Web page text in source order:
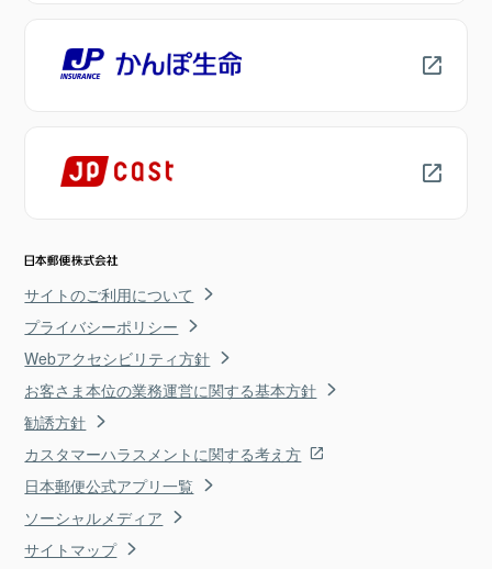
サイトのご利用について
プライバシーポリシー
Webアクセシビリティ方針
お客さま本位の業務運営に関する基本方針
勧誘方針
カスタマーハラスメントに関する考え方
日本郵便公式アプリ一覧
ソーシャルメディア
サイトマップ